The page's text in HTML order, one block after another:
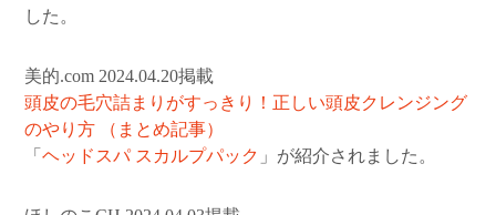
した。
美的.com 2024.04.20掲載
頭皮の毛穴詰まりがすっきり！正しい頭皮クレンジング
のやり方 （まとめ記事）
「ヘッドスパ スカルプパック 」が紹介されました。